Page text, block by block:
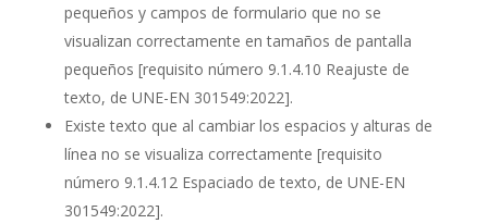
pequeños y campos de formulario que no se
visualizan correctamente en tamaños de pantalla
pequeños [requisito número 9.1.4.10 Reajuste de
texto, de UNE-EN 301549:2022].
Existe texto que al cambiar los espacios y alturas de
línea no se visualiza correctamente [requisito
número 9.1.4.12 Espaciado de texto, de UNE-EN
301549:2022].